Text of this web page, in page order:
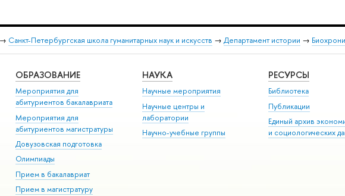
→ Санкт-Петербургская школа гуманитарных наук и искусств → Департамент истории →
ОБРАЗОВАНИЕ
Мероприятия для
абитуриентов бакалавриата
Мероприятия для
абитуриентов магистратуры
Довузовская подготовка
Олимпиады
Прием в бакалавриат
Прием в магистратуру
НАУКА
Научные мероприятия
Научные центры и
лаборатории
Научно-учебные группы
РЕСУРСЫ
Библиотека
Публикации
Единый архив
и социологических